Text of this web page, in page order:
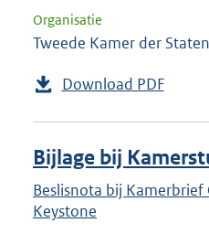
Organisatie
Tweede Kamer der
Download PDF
Bijlage bij
Beslisnota bij Kamerbrief
Keystone